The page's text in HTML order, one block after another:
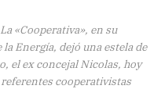
«Cooperativa», en su
Energía, dejó una estela de
el ex concejal Nicolas, hoy
referentes cooperativistas